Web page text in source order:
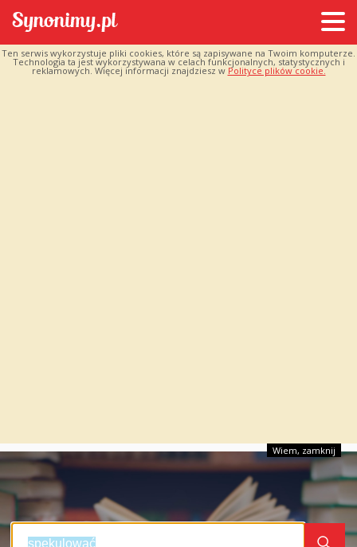
Ten serwis wykorzystuje pliki cookies, które są zapisywane na Twoim komputerze.
Technologia ta jest wykorzystywana w celach funkcjonalnych, statystycznych i
reklamowych. Więcej informacji znajdziesz w Polityce plików cookie.
Wiem, zamknij